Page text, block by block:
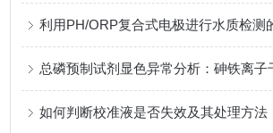
利用PH/ORP复合式电极进行水质检测
如何判断校准液是否失效及其处理方法